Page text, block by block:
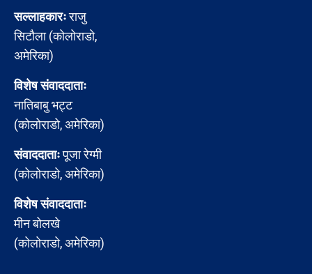
सल्लाहकारःराजु
सिटौला (कोलोराडो,
अमेरिका)
विशेष संवाददाताः
नातिबाबु भट्ट
(कोलोराडो, अमेरिका)
संवाददाताःपूजा रेग्मी
(कोलोराडो, अमेरिका)
विशेष संवाददाताः
मीन बोलखे
(कोलोराडो, अमेरिका)